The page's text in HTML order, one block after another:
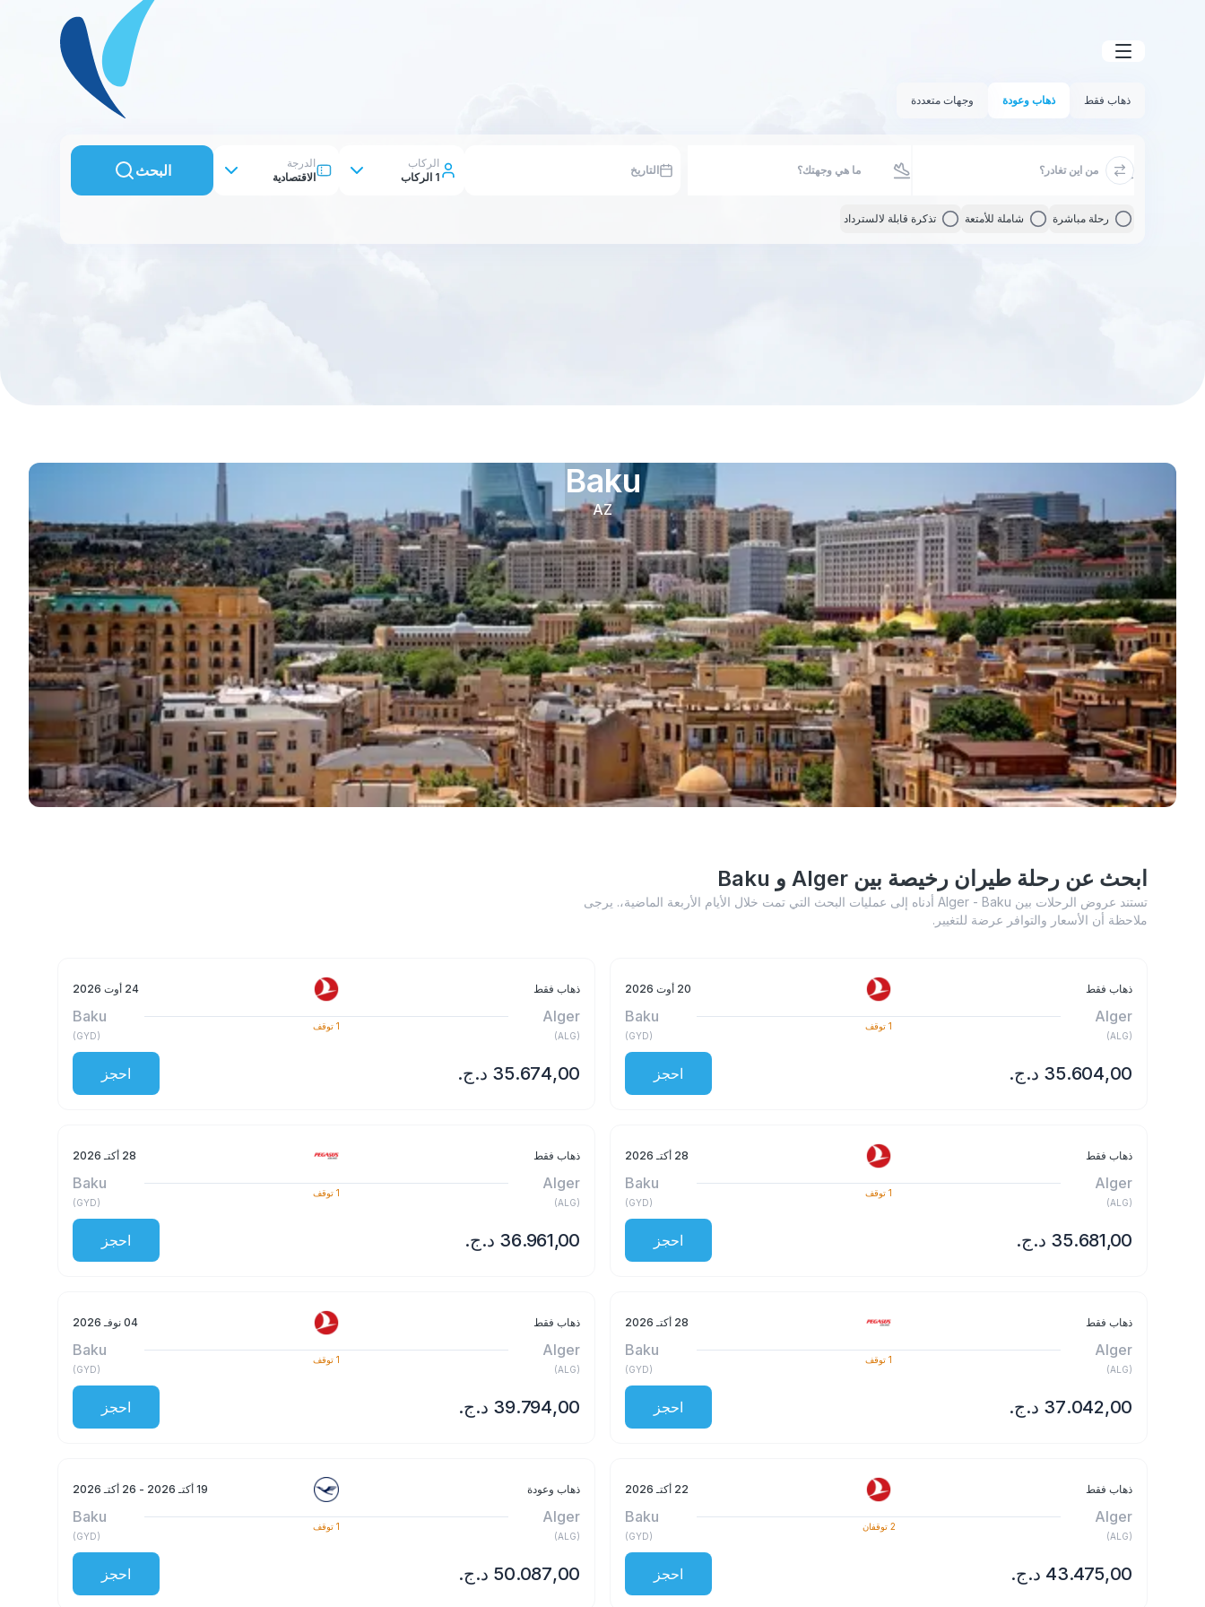
ذهاب فقط ذهاب وعودة وجهات متعددة
التاريخ
الركاب
1 الركاب
الدرجة
الاقتصادية
البحث
رحلة مباشرة شاملة للأمتعة تذكرة قابلة لالسترداد
Baku
AZ
ابحث عن رحلة طيران رخيصة بين Alger و Baku
تستند عروض الرحلات بين Alger - Baku أدناه إلى عمليات البحث التي تمت خلال الأيام الأربعة الماضية،. يرجى
ملاحظة أن الأسعار والتوافر عرضة للتغيير.
ذهاب فقط 20 أوت 2026
Alger
(
ALG
)
1 توقف
Baku
(
GYD
)
احجز
ذهاب فقط 24 أوت 2026
Alger
(
ALG
)
1 توقف
Baku
(
GYD
)
احجز
ذهاب فقط 28 أكتـ 2026
Alger
(
ALG
)
1 توقف
Baku
(
GYD
)
احجز
ذهاب فقط 28 أكتـ 2026
Alger
(
ALG
)
1 توقف
Baku
(
GYD
)
احجز
ذهاب فقط 28 أكتـ 2026
Alger
(
ALG
)
1 توقف
Baku
(
GYD
)
احجز
ذهاب فقط 04 نوفـ 2026
Alger
(
ALG
)
1 توقف
Baku
(
GYD
)
احجز
ذهاب فقط 22 أكتـ 2026
Alger
(
ALG
)
2 توقفان
Baku
(
GYD
)
احجز
ذهاب وعودة 19 أكتـ 2026 - 26 أكتـ 2026
Alger
(
ALG
)
1 توقف
Baku
(
GYD
)
احجز